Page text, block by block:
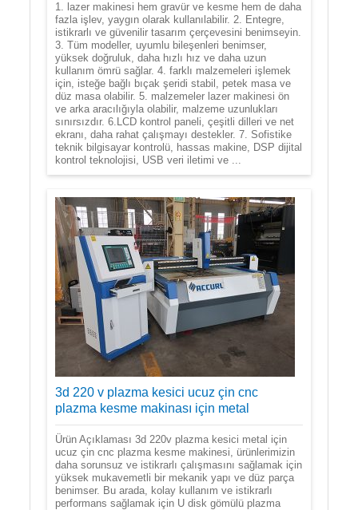
1. lazer makinesi hem gravür ve kesme hem de daha
fazla işlev, yaygın olarak kullanılabilir. 2. Entegre,
istikrarlı ve güvenilir tasarım çerçevesini benimseyin.
3. Tüm modeller, uyumlu bileşenleri benimser,
yüksek doğruluk, daha hızlı hız ve daha uzun
kullanım ömrü sağlar. 4. farklı malzemeleri işlemek
için, isteğe bağlı bıçak şeridi stabil, petek masa ve
düz masa olabilir. 5. malzemeler lazer makinesi ön
ve arka aracılığıyla olabilir, malzeme uzunlukları
sınırsızdır. 6.LCD kontrol paneli, çeşitli dilleri ve net
ekranı, daha rahat çalışmayı destekler. 7. Sofistike
teknik bilgisayar kontrolü, hassas makine, DSP dijital
kontrol teknolojisi, USB veri iletimi ve ...
3d 220 v plazma kesici ucuz çin cnc
plazma kesme makinası için metal
Ürün Açıklaması 3d 220v plazma kesici metal için
ucuz çin cnc plazma kesme makinesi, ürünlerimizin
daha sorunsuz ve istikrarlı çalışmasını sağlamak için
yüksek mukavemetli bir mekanik yapı ve düz parça
benimser. Bu arada, kolay kullanım ve istikrarlı
performans sağlamak için U disk gömülü plazma